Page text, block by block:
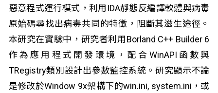
惡意程式運行模式，利用IDA靜態反編譯軟體與病毒
原始碼尋找出病毒共同的特徵，阻斷其滋生途徑。
本研究在實驗中，研究者利用Borland C++ Builder 6
作為應用程式開發環境，配合WinAPI函數與
TRegistry類別設計出參數監控系統。研究顯示不論
是修改於Window 9x架構下的win.ini, system.ini，或